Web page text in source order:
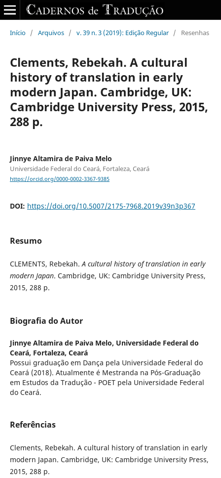
Início / Arquivos / v. 39 n. 3 (2019): Edição Regular / Resenhas
Clements, Rebekah. A cultural
history of translation in early
modern Japan. Cambridge, UK:
Cambridge University Press, 2015,
288 p.
Jinnye Altamira de Paiva Melo
Universidade Federal do Ceará, Fortaleza, Ceará
https://orcid.org/0000-0002-3367-9385
DOI: https://doi.org/10.5007/2175-7968.2019v39n3p367
Resumo
CLEMENTS, Rebekah.A cultural history of translation in early
modern Japan. Cambridge, UK: Cambridge University Press,
2015, 288 p.
Biografia do Autor
Jinnye Altamira de Paiva Melo, Universidade Federal do
Ceará, Fortaleza, Ceará
Possui graduação em Dança pela Universidade Federal do
Ceará (2018). Atualmente é Mestranda na Pós-Graduação
em Estudos da Tradução - POET pela Universidade Federal
do Ceará.
Referências
Clements, Rebekah. A cultural history of translation in early
modern Japan. Cambridge, UK: Cambridge University Press,
2015, 288 p.